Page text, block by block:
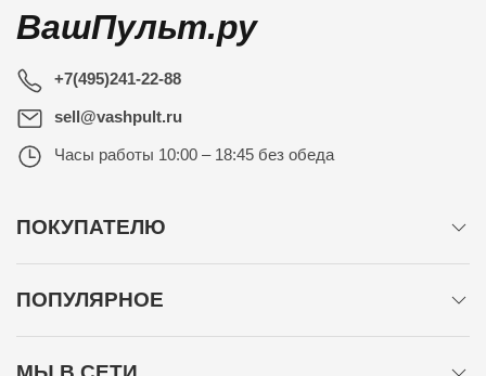
ВашПульт.ру
+7(495)241-22-88
sell@vashpult.ru
Часы работы 10:00 – 18:45 без обеда
ПОКУПАТЕЛЮ
ПОПУЛЯРНОЕ